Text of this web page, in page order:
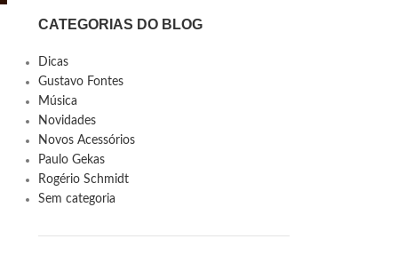
CATEGORIAS DO BLOG
Dicas
Gustavo Fontes
Música
Novidades
Novos Acessórios
Paulo Gekas
Rogério Schmidt
Sem categoria